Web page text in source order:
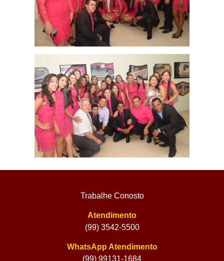
Trabalhe Conosto
Atendimento
(99) 3542-5500
WhatsApp Atendimento
(99) 99131-1684